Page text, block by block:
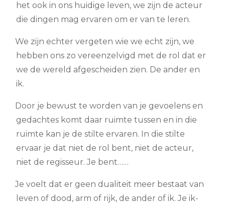
het ook in ons huidige leven, we zijn de acteur
die dingen mag ervaren om er van te leren.
We zijn echter vergeten wie we echt zijn, we
hebben ons zo vereenzelvigd met de rol dat er
we de wereld afgescheiden zien. De ander en
ik.
Door je bewust te worden van je gevoelens en
gedachtes komt daar ruimte tussen en in die
ruimte kan je de stilte ervaren. In die stilte
ervaar je dat niet de rol bent, niet de acteur,
niet de regisseur. Je bent……
Je voelt dat er geen dualiteit meer bestaat van
leven of dood, arm of rijk, de ander of ik. Je ik-